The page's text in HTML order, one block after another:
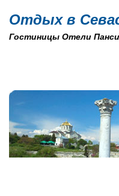
Отдых в
Гостиницы Отели